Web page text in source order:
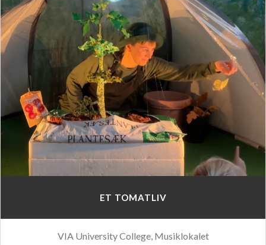
ET TOMATLIV
VIA University College, Musiklokalet